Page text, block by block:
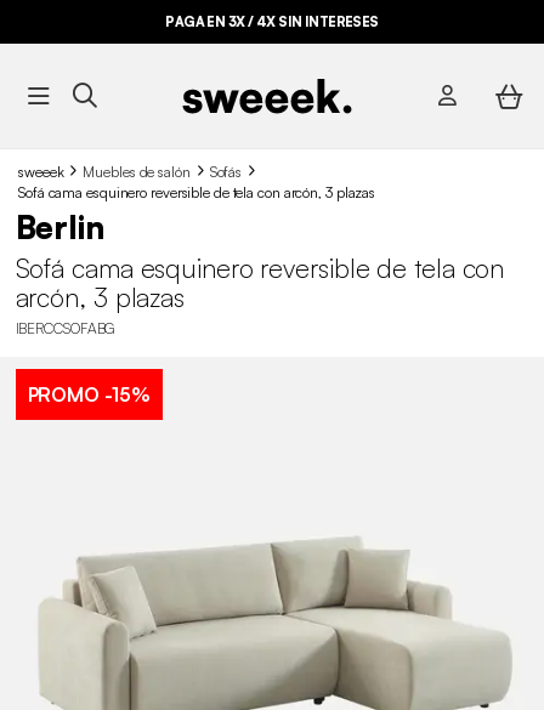
PAGA EN 3X / 4X SIN INTERESES
sweeek Muebles de salón
Sofás
Sofá cama esquinero reversible de tela con arcón, 3 plazas
Berlin
Sofá cama esquinero reversible de tela con
arcón, 3 plazas
IBERCCSOFABG
PROMO -15%